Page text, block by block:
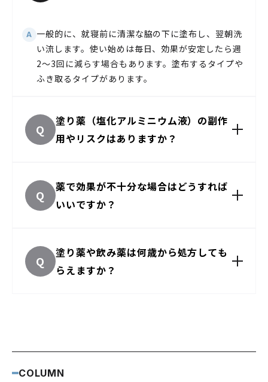
A 一般的に、就寝前に清潔な脇の下に塗布し、翌朝洗
い流します。使い始めは毎日、効果が安定したら週
2〜3回に減らす場合もあります。塗布するタイプや
ふき取るタイプがあります。
Q
塗り薬（塩化アルミニウム液）の副作
用やリスクはありますか？
Q
薬で効果が不十分な場合はどうすれば
いいですか？
Q
塗り薬や飲み薬は何歳から処方しても
らえますか？
COLUMN